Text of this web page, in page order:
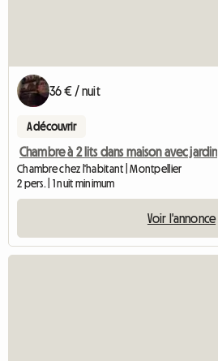
36 € / nuit
A découvrir
Chambre à 2 lits dans maison avec jardin
Chambre chez l'habitant | Montpellier
2 pers. | 1 nuit minimum
Voir l'annonce